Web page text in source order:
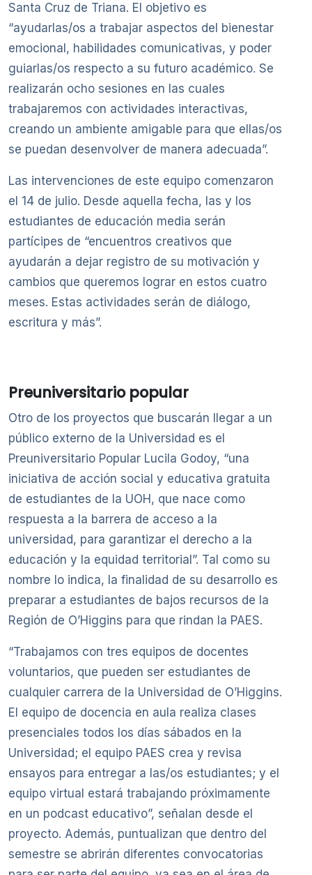
Santa Cruz de Triana. El objetivo es
“ayudarlas/os a trabajar aspectos del bienestar
emocional, habilidades comunicativas, y poder
guiarlas/os respecto a su futuro académico. Se
realizarán ocho sesiones en las cuales
trabajaremos con actividades interactivas,
creando un ambiente amigable para que ellas/os
se puedan desenvolver de manera adecuada”.
Las intervenciones de este equipo comenzaron
el 14 de julio. Desde aquella fecha, las y los
estudiantes de educación media serán
partícipes de “encuentros creativos que
ayudarán a dejar registro de su motivación y
cambios que queremos lograr en estos cuatro
meses. Estas actividades serán de diálogo,
escritura y más”.
Preuniversitario popular
Otro de los proyectos que buscarán llegar a un
público externo de la Universidad es el
Preuniversitario Popular Lucila Godoy, “una
iniciativa de acción social y educativa gratuita
de estudiantes de la UOH, que nace como
respuesta a la barrera de acceso a la
universidad, para garantizar el derecho a la
educación y la equidad territorial”. Tal como su
nombre lo indica, la finalidad de su desarrollo es
preparar a estudiantes de bajos recursos de la
Región de O’Higgins para que rindan la PAES.
“Trabajamos con tres equipos de docentes
voluntarios, que pueden ser estudiantes de
cualquier carrera de la Universidad de O’Higgins.
El equipo de docencia en aula realiza clases
presenciales todos los días sábados en la
Universidad; el equipo PAES crea y revisa
ensayos para entregar a las/os estudiantes; y el
equipo virtual estará trabajando próximamente
en un podcast educativo”, señalan desde el
proyecto. Además, puntualizan que dentro del
semestre se abrirán diferentes convocatorias